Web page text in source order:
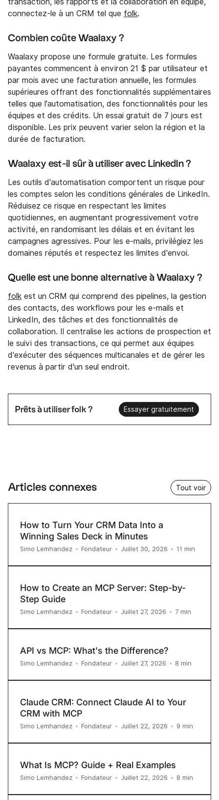
connectez-le à un CRM tel que folk.
Combien coûte Waalaxy ?
Waalaxy propose une formule gratuite. Les formules
payantes commencent à environ 21 $ par utilisateur et
par mois avec une facturation annuelle, les formules
supérieures offrant des fonctionnalités supplémentaires
telles que l'automatisation, des fonctionnalités pour les
équipes et des crédits. Un essai gratuit de 7 jours est
disponible. Les prix peuvent varier selon la région et la
durée de facturation.
Waalaxy est-il sûr à utiliser avec LinkedIn ?
Les outils d'automatisation comportent un risque pour
les comptes selon les conditions générales de LinkedIn.
Réduisez ce risque en respectant les limites
quotidiennes, en augmentant progressivement votre
activité, en randomisant les délais et en évitant les
campagnes agressives. Pour les e-mails, privilégiez les
domaines réputés et respectez les limites d'envoi.
Quelle est une bonne alternative à Waalaxy ?
folk est un CRM qui comprend des pipelines, la gestion
des contacts, des workflows pour les e-mails et
LinkedIn, des tâches et des fonctionnalités de
collaboration. Il centralise les actions de prospection et
le suivi des transactions, ce qui permet aux équipes
d'exécuter des séquences multicanales et de gérer les
revenus à partir d'un seul endroit.
Prêts à utiliser folk ? Essayer gratuitement
Articles connexes Tout voir
How to Turn Your CRM Data Into a
Winning Sales Deck in Minutes
Simo Lemhandez • Fondateur • Juillet 30, 2026 • 11 min
How to Create an MCP Server: Step-by-
Step Guide
Simo Lemhandez • Fondateur • Juillet 27, 2026 • 7 min
API vs MCP: What's the Difference?
Simo Lemhandez • Fondateur • Juillet 27, 2026 • 8 min
Claude CRM: Connect Claude AI to Your
CRM with MCP
Simo Lemhandez • Fondateur • Juillet 22, 2026 • 9 min
What Is MCP? Guide + Real Examples
Simo Lemhandez • Fondateur • Juillet 22, 2026 • 8 min